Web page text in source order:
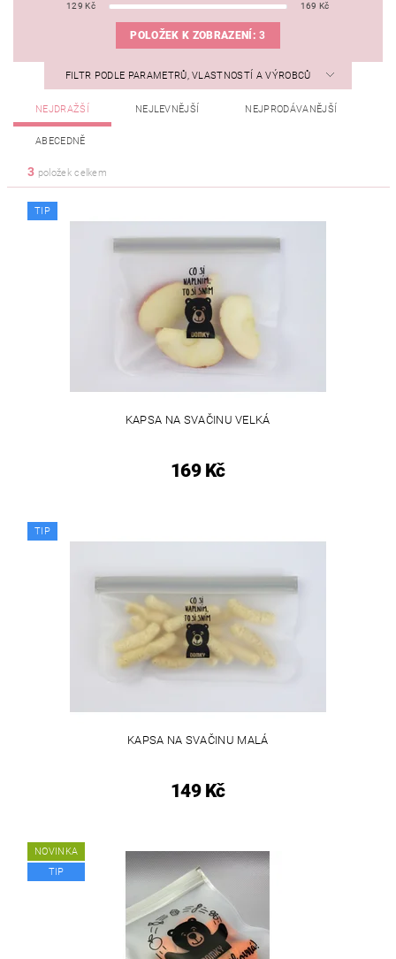
129 Kč 169 Kč
POLOŽEK K ZOBRAZENÍ:3
FILTR PODLE PARAMETRŮ, VLASTNOSTÍ A VÝROBCŮ
NEJDRAŽŠÍ NEJLEVNĚJŠÍ NEJPRODÁVANĚJŠÍ
ABECEDNĚ
3 položek celkem
TIP
KAPSA NA SVAČINU VELKÁ
169 Kč
TIP
KAPSA NA SVAČINU MALÁ
149 Kč
NOVINKA
TIP